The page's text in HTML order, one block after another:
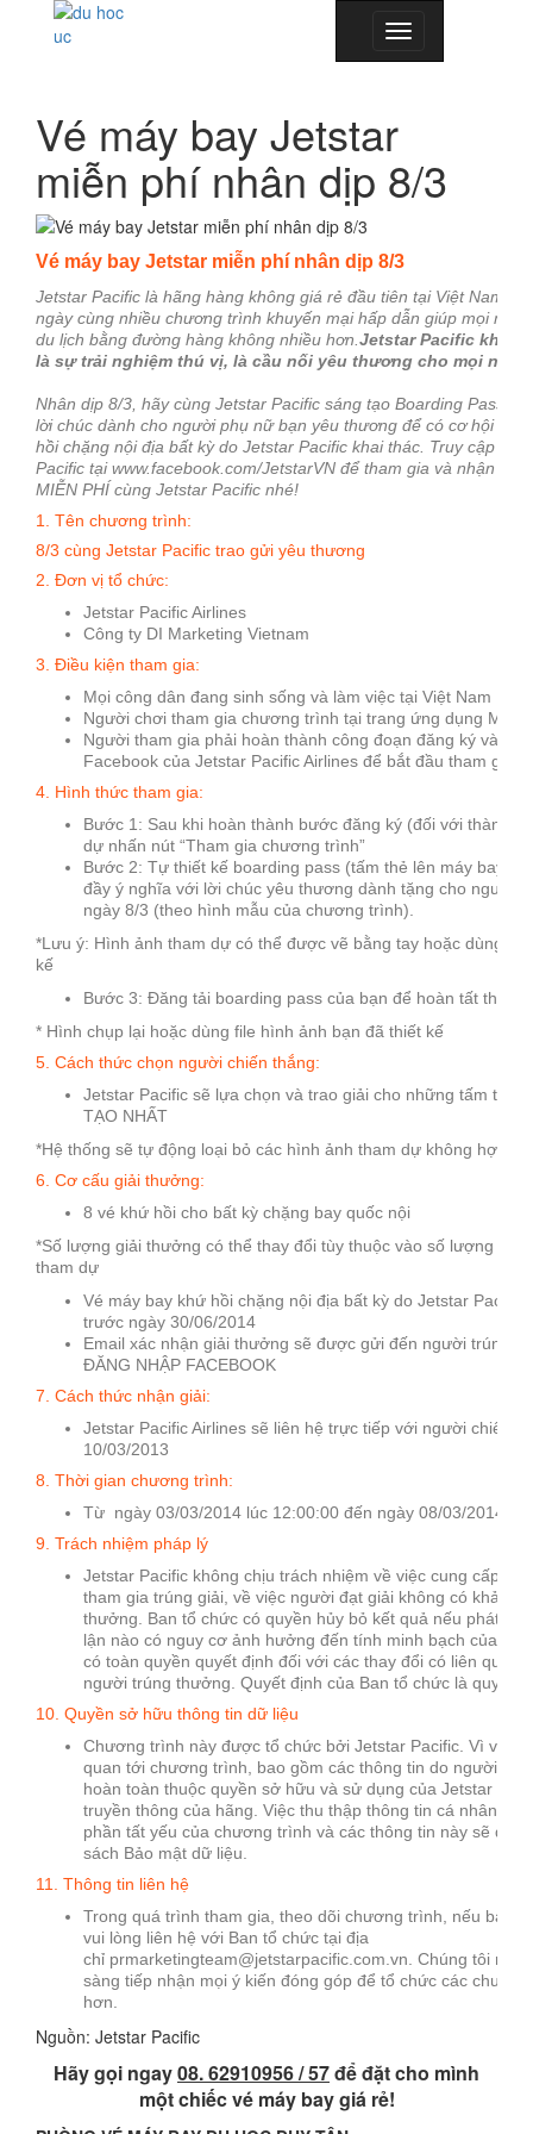
Toggle
navigation
Vé máy bay Jetstar
miễn phí nhân dịp 8/3
Vé máy bay Jetstar miễn phí nhân dịp 8/3
Jetstar Pacific là hãng hàng không giá rẻ đầu tiên tại Việt Nam,
ngày cùng nhiều chương trình khuyến mại hấp dẫn giúp mọi
du lịch bằng đường hàng không nhiều hơn. Jetstar Pacific
là sự trải nghiệm thú vị, là cầu nối yêu thương cho mọi
Nhân dịp 8/3, hãy cùng Jetstar Pacific sáng tạo Boarding Pass
lời chúc dành cho người phụ nữ bạn yêu thương để có cơ hội s
hồi chặng nội địa bất kỳ do Jetstar Pacific khai thác. Truy cập
Pacific tại www.facebook.com/JetstarVN để tham gia và nhận
MIỄN PHÍ cùng Jetstar Pacific nhé!
1. Tên chương trình:
8/3 cùng Jetstar Pacific trao gửi yêu thương
2. Đơn vị tổ chức:
Jetstar Pacific Airlines
Công ty DI Marketing Vietnam
3. Điều kiện tham gia:
Mọi công dân đang sinh sống và làm việc tại Việt Nam
Người chơi tham gia chương trình tại trang ứng dụng
Người tham gia phải hoàn thành công đoạn đăng ký và
Facebook của Jetstar Pacific Airlines để bắt đầu tham gia
4. Hình thức tham gia:
Bước 1: Sau khi hoàn thành bước đăng ký (đối với thành
dự nhấn nút “Tham gia chương trình”
Bước 2: Tự thiết kế boarding pass (tấm thẻ lên máy bay)
đầy ý nghĩa với lời chúc yêu thương dành tặng cho người
ngày 8/3 (theo hình mẫu của chương trình).
*Lưu ý: Hình ảnh tham dự có thể được vẽ bằng tay hoặc dùng
kế
Bước 3: Đăng tải boarding pass của bạn để hoàn tất tham
* Hình chụp lại hoặc dùng file hình ảnh bạn đã thiết kế
5. Cách thức chọn người chiến thắng:
Jetstar Pacific sẽ lựa chọn và trao giải cho những tấm thẻ
TẠO NHẤT
*Hệ thống sẽ tự động loại bỏ các hình ảnh tham dự không hợp lệ
6. Cơ cấu giải thưởng:
8 vé khứ hồi cho bất kỳ chặng bay quốc nội
*Số lượng giải thưởng có thể thay đổi tùy thuộc vào số lượng và
tham dự
Vé máy bay khứ hồi chặng nội địa bất kỳ do Jetstar Pacific
trước ngày 30/06/2014
Email xác nhận giải thưởng sẽ được gửi đến người trúng
ĐĂNG NHẬP FACEBOOK
7. Cách thức nhận giải:
Jetstar Pacific Airlines sẽ liên hệ trực tiếp với người chiến
10/03/2013
8. Thời gian chương trình:
Từ ngày 03/03/2014 lúc 12:00:00 đến ngày 08/03/2014
9. Trách nhiệm pháp lý
Jetstar Pacific không chịu trách nhiệm về việc cung cấp
tham gia trúng giải, về việc người đạt giải không có khả
thưởng. Ban tổ chức có quyền hủy bỏ kết quả nếu phát
lận nào có nguy cơ ảnh hưởng đến tính minh bạch của
có toàn quyền quyết định đối với các thay đổi có liên quan
người trúng thưởng. Quyết định của Ban tổ chức là quyết
10. Quyền sở hữu thông tin dữ liệu
Chương trình này được tổ chức bởi Jetstar Pacific. Vì vậy
quan tới chương trình, bao gồm các thông tin do người
hoàn toàn thuộc quyền sở hữu và sử dụng của Jetstar
truyền thông của hãng. Việc thu thập thông tin cá nhân
phần tất yếu của chương trình và các thông tin này sẽ
sách Bảo mật dữ liệu.
11. Thông tin liên hệ
Trong quá trình tham gia, theo dõi chương trình, nếu bạn
vui lòng liên hệ với Ban tổ chức tại địa
chỉ prmarketingteam@jetstarpacific.com.vn. Chúng tôi rất
sàng tiếp nhận mọi ý kiến đóng góp để tổ chức các
hơn.
Nguồn: Jetstar Pacific
Hãy gọi ngay08. 62910956 / 57để đặt cho mình
một chiếc vé máy bay giá rẻ!